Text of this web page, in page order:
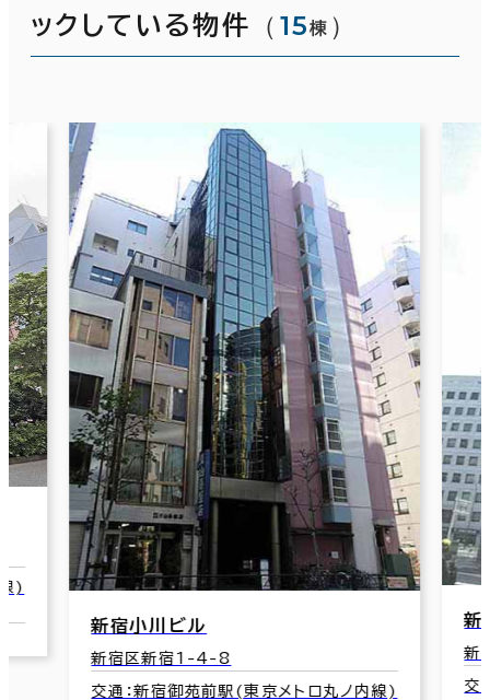
ックしている物件
（ 15棟 ）
)
新宿小川ビル
新宿区新宿1-4-8
交通：新宿御苑前駅(東京メトロ丸ノ内線)
新
新
交